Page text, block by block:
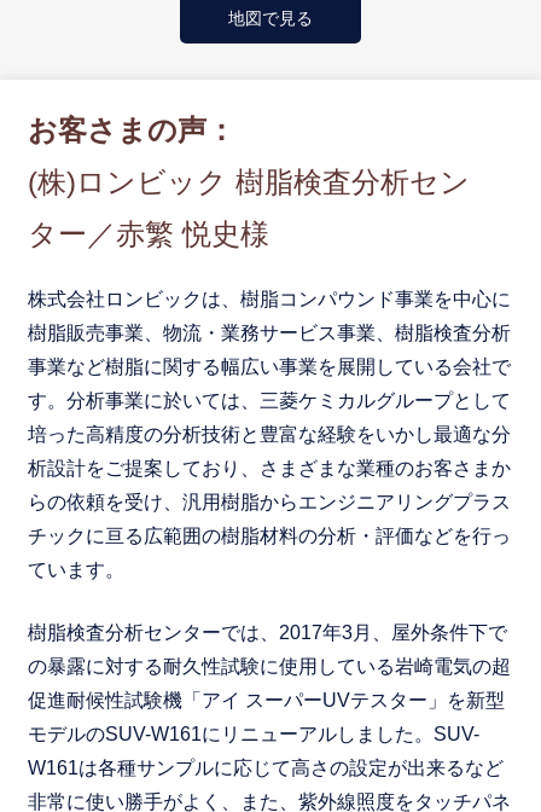
地図で見る
お客さまの声：
(株)ロンビック 樹脂検査分析セン
ター／赤繁 悦史様
株式会社ロンビックは、樹脂コンパウンド事業を中心に
樹脂販売事業、物流・業務サービス事業、樹脂検査分析
事業など樹脂に関する幅広い事業を展開している会社で
す。分析事業に於いては、三菱ケミカルグループとして
培った高精度の分析技術と豊富な経験をいかし最適な分
析設計をご提案しており、さまざまな業種のお客さまか
らの依頼を受け、汎用樹脂からエンジニアリングプラス
チックに亘る広範囲の樹脂材料の分析・評価などを行っ
ています。
樹脂検査分析センターでは、2017年3月、屋外条件下で
の暴露に対する耐久性試験に使用している岩崎電気の超
促進耐候性試験機「アイ スーパーUVテスター」を新型
モデルのSUV-W161にリニューアルしました。SUV-
W161は各種サンプルに応じて高さの設定が出来るなど
非常に使い勝手がよく、また、紫外線照度をタッチパネ